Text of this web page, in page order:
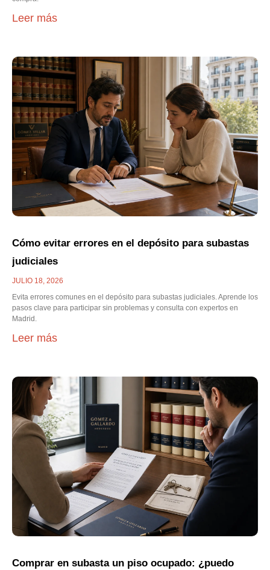
Leer más
Cómo evitar errores en el depósito para subastas
judiciales
JULIO 18, 2026
Evita errores comunes en el depósito para subastas judiciales. Aprende los
pasos clave para participar sin problemas y consulta con expertos en
Madrid.
Leer más
Comprar en subasta un piso ocupado: ¿puedo